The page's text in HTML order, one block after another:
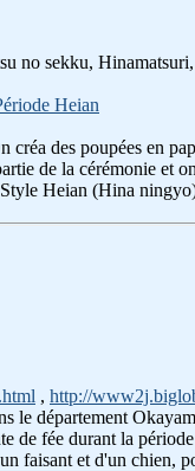
no sekku,
Heian
des poupées en
de la cérémonie et
Heian (Hina
, http://
département
de fée durant la
faisant et d'un chien,